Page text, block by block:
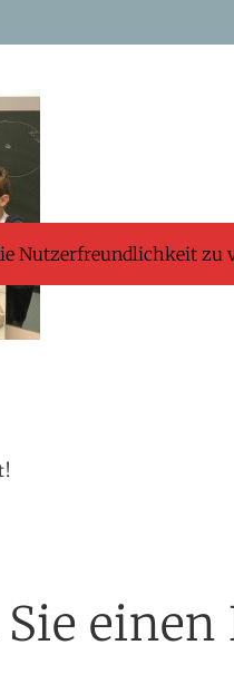
Nutzerfreundlichkeit